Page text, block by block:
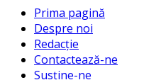
Prima pagină
Despre noi
Redacție
Contactează-ne
Susține-ne